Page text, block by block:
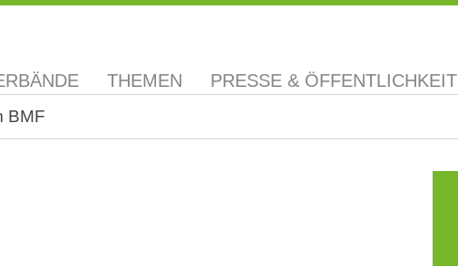
THEMEN PRESSE & ÖFFENTLICHKEIT
BMF